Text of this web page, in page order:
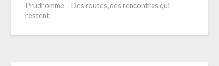
Prudhomme – Des routes, des rencontres qui
restent.